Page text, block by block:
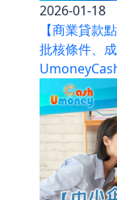
2026-01-18
【商業貸款
批核條件、